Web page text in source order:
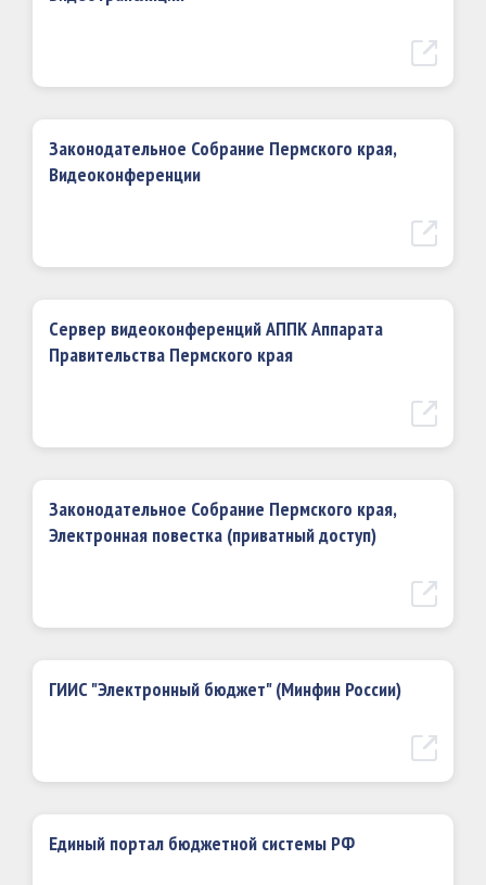
Законодательное Собрание Пермского края,
Видеоконференции
Cервер видеоконференций АППК Аппарата
Правительства Пермского края
Законодательное Собрание Пермского края,
Электронная повестка (приватный доступ)
ГИИС "Электронный бюджет" (Минфин России)
Единый портал бюджетной системы РФ